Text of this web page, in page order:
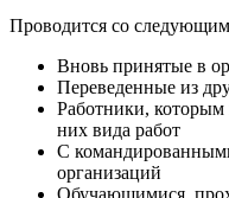
Проводится со
Вновь принятые в
Переведенные из
Работники,
них вида работ
С
организаций